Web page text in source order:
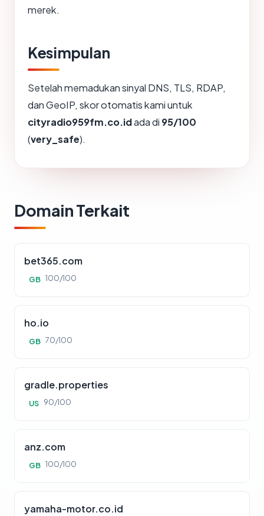
merek.
Kesimpulan
Setelah memadukan sinyal DNS, TLS, RDAP,
dan GeoIP, skor otomatis kami untuk
cityradio959fm.co.idada di 95/100
(very_safe).
Domain Terkait
bet365.com
GB 100/100
ho.io
GB 70/100
gradle.properties
US 90/100
anz.com
GB 100/100
yamaha-motor.co.id